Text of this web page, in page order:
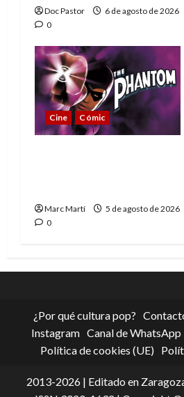
Doc Pastor
6 de agosto de 2026
0
Cine Cómic
Marc Martí
5 de agosto de 2026
0
¿Por qué cultura pop?
Instagram Canal de WhatsApp
Política de cookies (UE)
2013-2026 | Editado en